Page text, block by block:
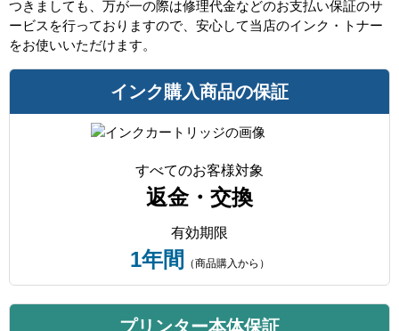
つきましても、万が一の際は修理代金などのお支払い保証のサ
ービスを行っておりますので、安心して当店のインク・トナー
をお使いいただけます。
インク購入商品の保証
すべてのお客様対象
返金・交換
有効期限
1年間 （商品購入から）
プリンター本体保証